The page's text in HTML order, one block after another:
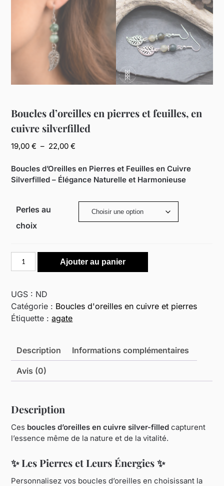
Boucles d’oreilles en pierres et feuilles, en
cuivre silverfilled
19,00€ – 22,00€
prix :
19,00 €
22,00 €
Boucles d’Oreilles en Pierres et Feuilles en Cuivre
Silverfilled – Élégance Naturelle et Harmonieuse
Perles au
choix
quantité
de
d'oreilles
en
pierres
en
cuivre
silverfilled
Ajouter au panier
UGS : ND
Catégorie : Boucles d'oreilles en cuivre et pierres
Étiquette :agate
Description Informations complémentaires
Avis (0)
Description
Ces boucles d’oreilles en cuivre silver-filled capturent
l’essence même de la nature et de la vitalité.
✨ Les Pierres et Leurs Énergies ✨
Personnalisez vos boucles d’oreilles en choisissant la